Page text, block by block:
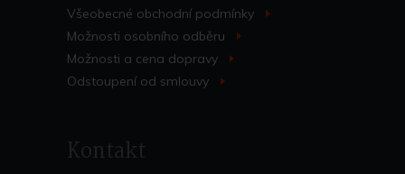
Všeobecné obchodní podmínky
Možnosti osobního odběru
Možnosti a cena dopravy
Odstoupení od smlouvy
Kontakt